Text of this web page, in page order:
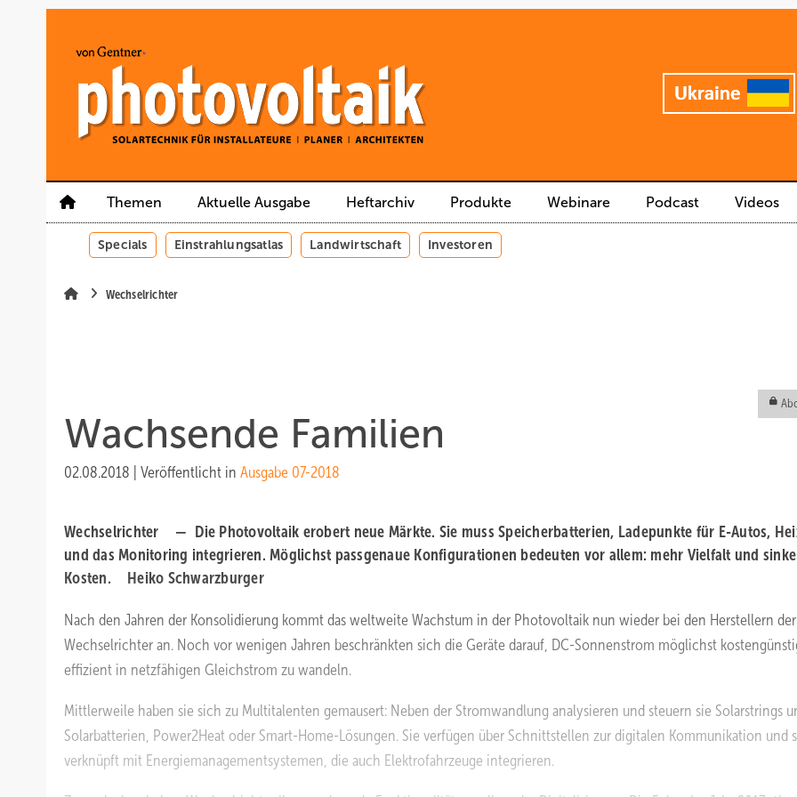
Themen Aktuelle Ausgabe Heftarchiv Produkte Webinare Podcast Videos
Specials Einstrahlungsatlas Landwirtschaft Investoren
Wechselrichter
Wachsende Familien
02.08.2018 Veröffentlicht in Ausgabe 07-2018
Wechselrichter — Die Photovoltaik erobert neue Märkte. Sie muss Speicherbatterien, Ladepunkte für E-Autos,
und das Monitoring integrieren. Möglichst passgenaue Konfigurationen bedeuten vor allem: mehr Vielfalt und
Kosten. Heiko Schwarzburger
Nach den Jahren der Konsolidierung kommt das weltweite Wachstum in der Photovoltaik nun wieder bei den Herstellern der
Wechselrichter an. Noch vor wenigen Jahren beschränkten sich die Geräte darauf, DC-Sonnenstrom möglichst
effizient in netzfähigen Gleichstrom zu wandeln.
Mittlerweile haben sie sich zu Multitalenten gemausert: Neben der Stromwandlung analysieren und steuern sie Solarstrings
Solarbatterien, Power2Heat oder Smart-Home-Lösungen. Sie verfügen über Schnittstellen zur digitalen Kommunikation und
verknüpft mit Energiemanagementsystemen, die auch Elektrofahrzeuge integrieren.